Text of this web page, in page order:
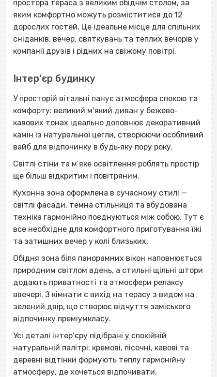
простора тераса з великим обіднім столом, за
яким комфортно можуть розміститися до 12
дорослих гостей. Це ідеальне місце для спільних
сніданків, вечер, святкувань та теплих вечорів у
компанії друзів і рідних на свіжому повітрі.
Інтер’єр будинку
У просторій вітальні панує атмосфера спокою та
комфорту: великий м’який диван у бежево‐
кавових тонах ідеально доповнює декоративний
камін із натуральної цегли, створюючи особливий
вайб для відпочинку в будь‐яку пору року.
Світлі стіни та м’яке освітлення роблять простір
ще більш відкритим і повітряним.
Кухонна зона оформлена в сучасному стилі —
світлі фасади, темна стільниця та вбудована
техніка гармонійно поєднуються між собою. Тут є
все необхідне для комфортного приготування їжі
та затишних вечер у колі близьких.
Обідня зона біля панорамних вікон наповнюється
природним світлом вдень, а стильні щільні штори
додають приватності та атмосфери релаксу
ввечері. З кімнати є вихід на терасу з видом на
зелений двір, що створює відчуття заміського
відпочинку преміумкласу.
Усі деталі інтер’єру підібрані у спокійній
натуральній палітрі: кремові, пісочні, кавові та
деревні відтінки формують теплу гармонійну
атмосферу, де хочеться відпочивати,